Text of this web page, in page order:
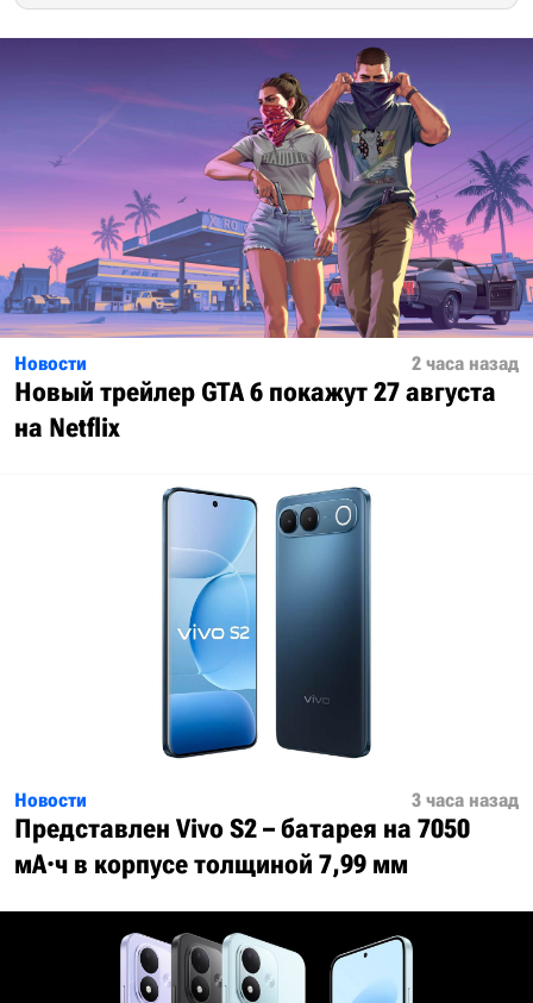
Новости 2 часа назад
Новый трейлер GTA 6 покажут 27 августа
на Netflix
Новости 3 часа назад
Представлен Vivo S2 – батарея на 7050
мА·ч в корпусе толщиной 7,99 мм